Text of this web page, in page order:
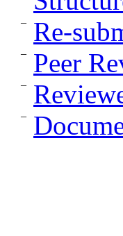
Re-
Peer